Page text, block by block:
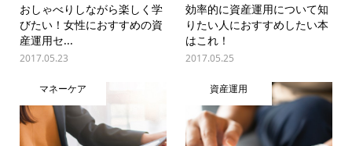
おしゃべりしながら楽しく学
びたい！女性におすすめの資
産運用セ...
2017.05.23
効率的に資産運用について知
りたい人におすすめしたい本
はこれ！
2017.05.25
マネーケア 資産運用